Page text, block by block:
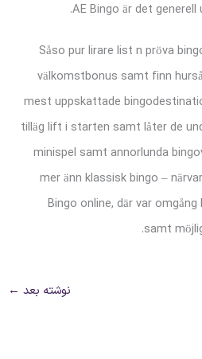
AE Bingo är det
Såso pur lirare list n pröva
välkomstbonus samt finn
mest uppskattade
tilläg lift i starten samt låter de
minispel samt annorlunda
mer änn klassisk bingo –
Bingo online, där var
samt
نوشته بعد ←